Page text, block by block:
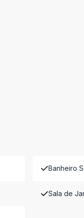
Banheiro
Sala de